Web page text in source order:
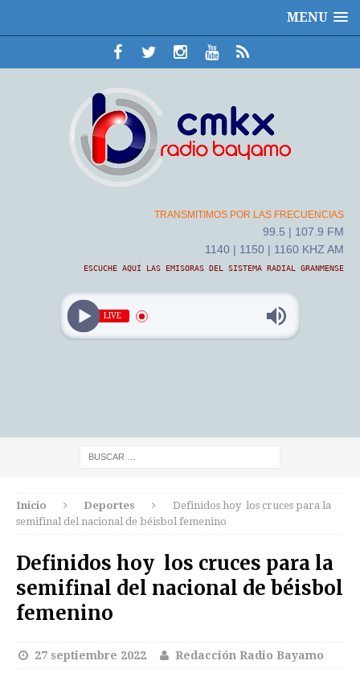
MENU
TRANSMITIMOS POR LAS FRECUENCIAS
99.5 | 107.9 FM
1140 | 1150 | 1160 KHZ AM
ESCUCHE AQUÍ LAS EMISORAS DEL SISTEMA RADIAL GRANMENSE
LIVE
Inicio Deportes
Definidos hoy los cruces para la
semifinal del nacional de béisbol femenino
Definidos hoy los cruces para la
semifinal del nacional de béisbol
femenino
27 septiembre 2022 Redacción Radio Bayamo